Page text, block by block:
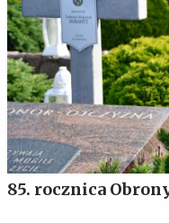
85. rocznica